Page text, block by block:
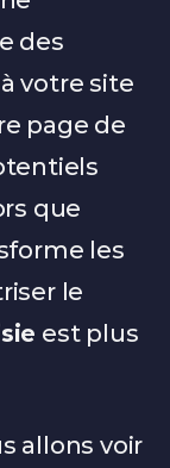
des
votre site
page de
que
les
est plus
allons voir